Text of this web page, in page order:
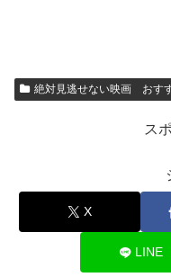
絶対見逃せない映画 おす
ス
X
LINE